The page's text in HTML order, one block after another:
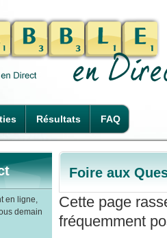
Résultats FAQ
en ligne,
demain
Foire aux
Cette page
fréquemment